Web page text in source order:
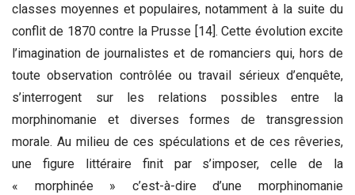
classes moyennes et populaires, notamment à la suite du
conflit de 1870 contre la Prusse [14]. Cette évolution excite
l’imagination de journalistes et de romanciers qui, hors de
toute observation contrôlée ou travail sérieux d’enquête,
s’interrogent sur les relations possibles entre la
morphinomanie et diverses formes de transgression
morale. Au milieu de ces spéculations et de ces rêveries,
une figure littéraire finit par s’imposer, celle de la
« morphinée » c’est-à-dire d’une morphinomanie